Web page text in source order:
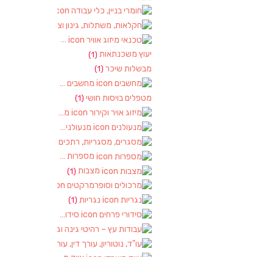
חומרי בניין, כלי עבודה(1)
חקלאות, משתלות, גינון וציוד
טכנאי מיזוג אוויר (1)
מחשבים(2)
מיזוג אויר וקירור (1)
מנעולנים (2)
מסגרים, מסגריות, רתכים ועבודות
מספרות(2)
(1)
מרכולים וסופרמרקטים
(1)
סידורי פרחים (2)
עבודות עץ – רהיטי גינה וגן
עו"ד, נוטוריון, עורך דין, עורכי דין